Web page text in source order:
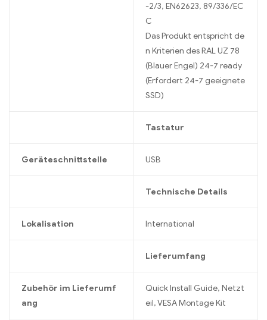
-2/3, EN62623, 89/336/EC
C
Das Produkt entspricht de
n Kriterien des RAL UZ 78
(Blauer Engel) 24-7 ready
(Erfordert 24-7 geeignete
SSD)
Tastatur
Geräteschnittstelle USB
Technische Details
Lokalisation International
Lieferumfang
Zubehör im Lieferumf
ang
Quick Install Guide, Netzt
eil, VESA Montage Kit